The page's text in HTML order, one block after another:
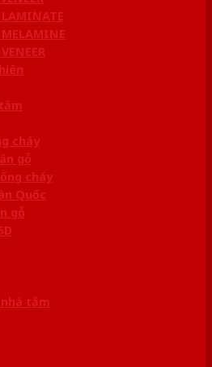
cháy
gỗ
cháy
Quốc
gỗ
nhà tắm